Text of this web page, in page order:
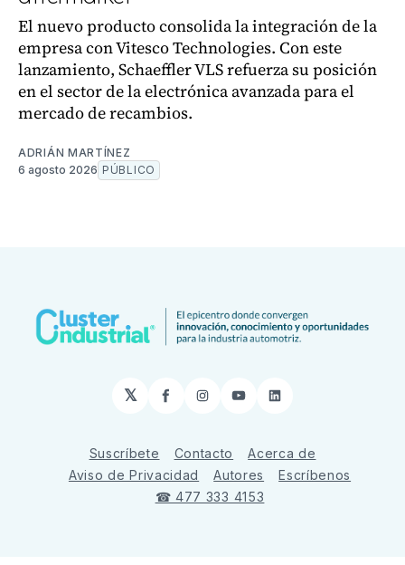
El nuevo producto consolida la integración de la
empresa con Vitesco Technologies. Con este
lanzamiento, Schaeffler VLS refuerza su posición
en el sector de la electrónica avanzada para el
mercado de recambios.
ADRIÁN MARTÍNEZ
6 agosto 2026 PÚBLICO
𝕏 Facebook
Instagram
YouTubeLinkedIn
Suscríbete Contacto
Acerca de
Aviso de Privacidad
Autores
Escríbenos
☎ 477 333 4153